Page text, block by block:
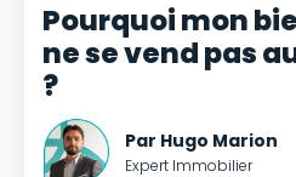
Pourquoi mon
ne se vend pas
?
Par Hugo Marion
Expert Immobilier